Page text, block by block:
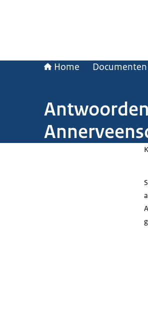
Home Documenten